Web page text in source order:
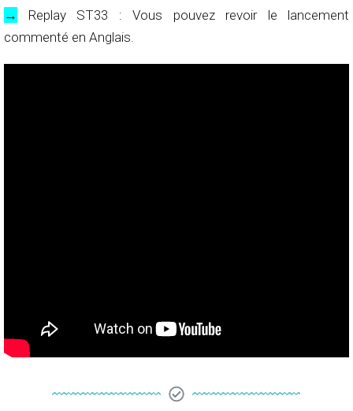
→
Replay ST33 : Vous pouvez revoir le lancement
commenté en Anglais.